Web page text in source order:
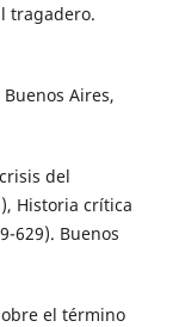
tragadero.
Aires,
del
Historia crítica
629). Buenos
el término